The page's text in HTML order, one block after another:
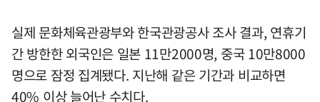
실제 문화체육관광부와 한국관광공사 조사 결과, 연휴기
간 방한한 외국인은 일본 11만2000명, 중국 10만8000
명으로 잠정 집계됐다. 지난해 같은 기간과 비교하면
40% 이상 늘어난 수치다.